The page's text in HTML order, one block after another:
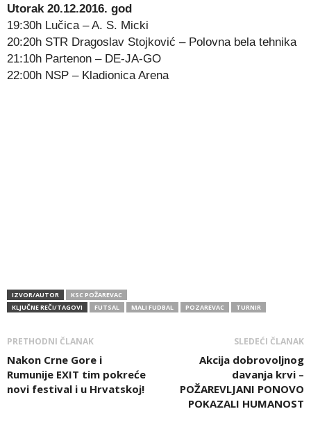
Utorak 20.12.2016. god
19:30h Lučica – A. S. Micki
20:20h STR Dragoslav Stojković – Polovna bela tehnika
21:10h Partenon – DE-JA-GO
22:00h NSP – Kladionica Arena
IZVOR/AUTOR
KSC POŽAREVAC
KLJUČNE REČI/TAGOVI
FUTSAL MALI FUDBAL POZAREVAC TURNIR
PRETHODNI ČLANAK
Nakon Crne Gore i
Rumunije EXIT tim pokreće
novi festival i u Hrvatskoj!
SLEDEĆI ČLANAK
Akcija dobrovoljnog
davanja krvi –
POŽAREVLJANI PONOVO
POKAZALI HUMANOST